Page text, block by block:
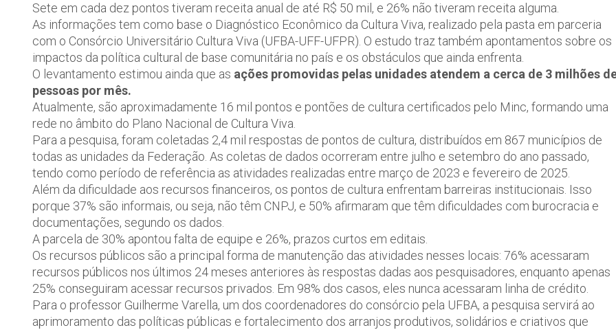
Sete em cada dez pontos tiveram receita anual de até R$ 50 mil, e 26% não tiveram receita alguma.
As informações tem como base o Diagnóstico Econômico da Cultura Viva, realizado pela pasta em parceria
com o Consórcio Universitário Cultura Viva (UFBA-UFF-UFPR). O estudo traz também apontamentos sobre os
impactos da política cultural de base comunitária no país e os obstáculos que ainda enfrenta.
O levantamento estimou ainda que as ações promovidas pelas unidades atendem a cerca de 3 milhões
pessoas por mês.
Atualmente, são aproximadamente 16 mil pontos e pontões de cultura certificados pelo Minc, formando uma
rede no âmbito do Plano Nacional de Cultura Viva.
Para a pesquisa, foram coletadas 2,4 mil respostas de pontos de cultura, distribuídos em 867 municípios de
todas as unidades da Federação. As coletas de dados ocorreram entre julho e setembro do ano passado,
tendo como período de referência as atividades realizadas entre março de 2023 e fevereiro de 2025.
Além da dificuldade aos recursos financeiros, os pontos de cultura enfrentam barreiras institucionais. Isso
porque 37% são informais, ou seja, não têm CNPJ, e 50% afirmaram que têm dificuldades com burocracia e
documentações, segundo os dados.
A parcela de 30% apontou falta de equipe e 26%, prazos curtos em editais.
Os recursos públicos são a principal forma de manutenção das atividades nesses locais: 76% acessaram
recursos públicos nos últimos 24 meses anteriores às respostas dadas aos pesquisadores, enquanto apenas
25% conseguiram acessar recursos privados. Em 98% dos casos, eles nunca acessaram linha de crédito.
Para o professor Guilherme Varella, um dos coordenadores do consórcio pela UFBA, a pesquisa servirá ao
aprimoramento das políticas públicas e fortalecimento dos arranjos produtivos, solidários e criativos que